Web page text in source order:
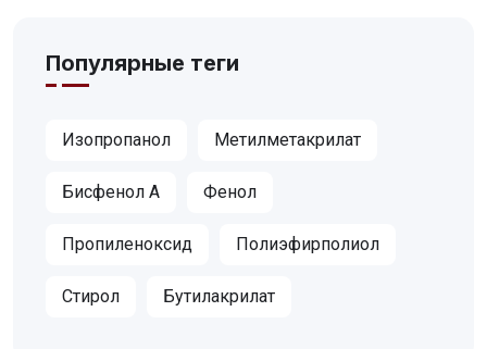
Популярные теги
Изопропанол Метилметакрилат
Бисфенол А Фенол
Пропиленоксид Полиэфирполиол
Стирол Бутилакрилат